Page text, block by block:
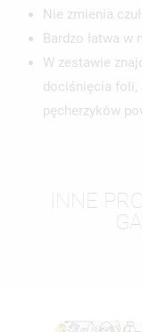
Nie zmienia
Bardzo łatwa w
W zestawie
dociśnięcia foli,
pęcherzyków
INNE